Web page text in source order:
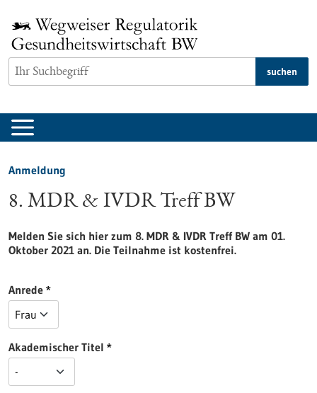
Inhalt
springen
suchen
Anmeldung
8. MDR & IVDR Treff BW
Melden Sie sich hier zum 8. MDR & IVDR Treff BW am 01.
Oktober 2021 an. Die Teilnahme ist kostenfrei.
Anrede
Akademischer Titel